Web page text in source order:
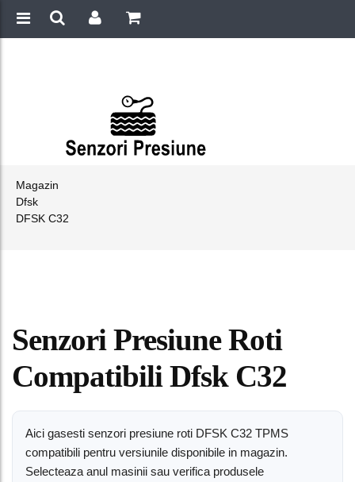
Magazin
Dfsk
DFSK C32
Senzori Presiune Roti
Compatibili Dfsk C32
Aici gasesti senzori presiune roti DFSK C32 TPMS
compatibili pentru versiunile disponibile in magazin.
Selecteaza anul masinii sau verifica produsele